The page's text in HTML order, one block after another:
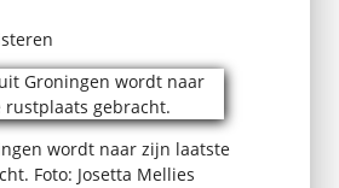
wordt naar zijn laatste
Foto: Josetta Mellies